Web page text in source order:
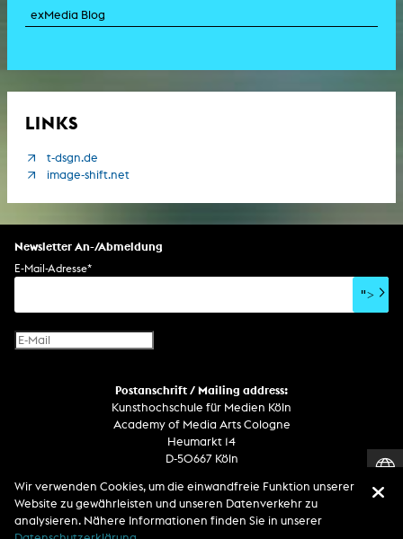
exMedia Blog
LINKS
t-dsgn.de
image-shift.net
Newsletter An-/Abmeldung
E-Mail-Adresse*
">
Postanschrift / Mailing address:
Kunsthochschule für Medien Köln
Academy of Media Arts Cologne
Heumarkt 14
D-50667 Köln
Telefon
Zentrale / Empfang +49 221 201 89 - 0 / - 400
Wachdienst / Security guard +49 151 186 863 40 (19 Uhr bis 6 Uhr)
Wir verwenden Cookies, um die einwandfreie Funktion unserer
Website zu gewährleisten und unseren Datenverkehr zu
analysieren. Nähere Informationen finden Sie in unserer